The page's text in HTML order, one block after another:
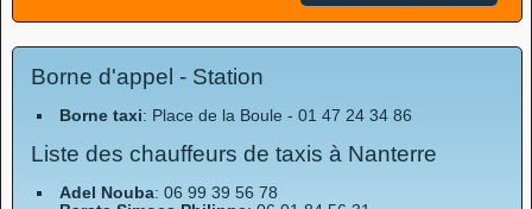
Borne d'appel - Station
Borne taxi: Place de la Boule - 01 47 24 34 86
Liste des chauffeurs de taxis à Nanterre
Adel Nouba: 06 99 39 56 78